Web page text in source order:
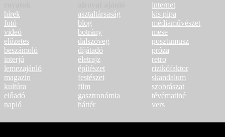
hírek
fotó
videó
előzetes
beszámoló
interjú
lemezajánló
magazin
kultúra
előadó
napló
asztaltársaság
blog
botrány
dalszöveg
díjátadó
életrajz
építészet
festészet
film
gasztronómia
háttér
internet
kis pipa
médiaművészet
mese
posztumusz
próza
retro
rizikófaktor
skandalum
szobrászat
tévématiné
vers